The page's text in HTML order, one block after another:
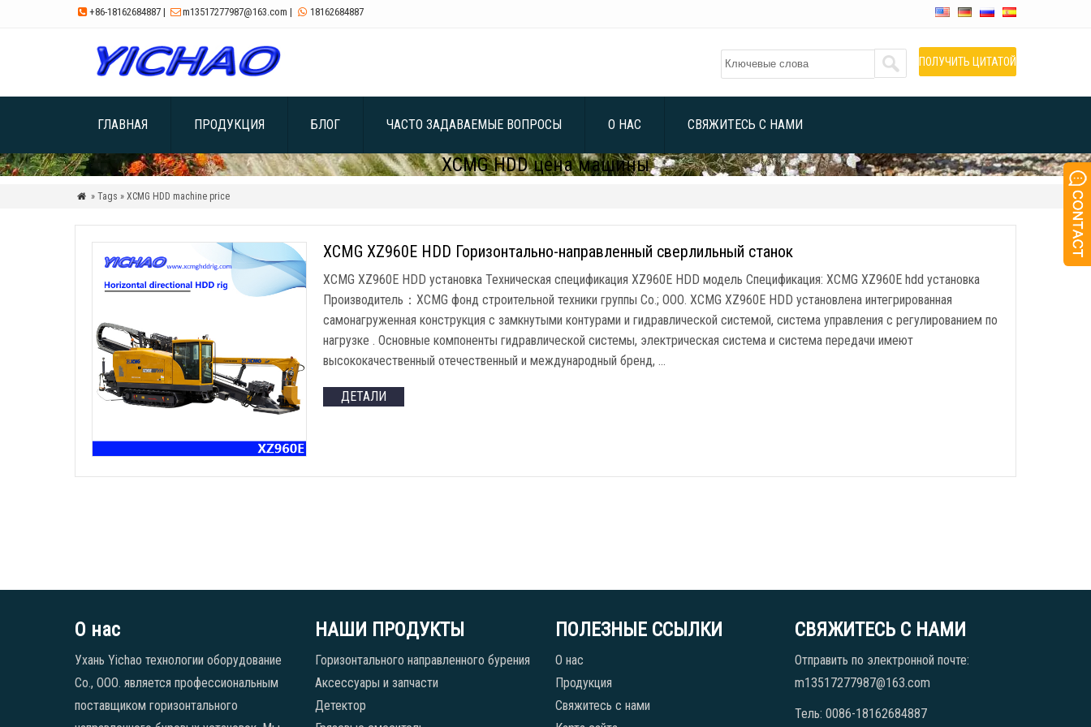
 +86-18162684887 | m13517277987@163.com |  18162684887
ПОЛУЧИТЬ ЦИТАТОЙ
ГЛАВНАЯ ПРОДУКЦИЯ БЛОГ ЧАСТО ЗАДАВАЕМЫЕ ВОПРОСЫ О НАС СВЯЖИТЕСЬ С НАМИ
XCMG HDD цена машины
 » Tags » XCMG HDD machine price
XCMG XZ960E HDD Горизонтально-направленный сверлильный станок
XCMG XZ960E HDD установка Техническая спецификация XZ960E HDD модель Спецификация: XCMG XZ960E hdd установка
Производитель：XCMG фонд строительной техники группы Co.; ООО. XCMG XZ960E HDD установлена интегрированная
самонагруженная конструкция с замкнутыми контурами и гидравлической системой, система управления с регулированием по
нагрузке . Основные компоненты гидравлической системы, электрическая система и система передачи имеют
высококачественный отечественный и международный бренд, …
ДЕТАЛИ
О нас
Ухань Yichao технологии оборудование
Co., ООО. является профессиональным
поставщиком горизонтального
НАШИ ПРОДУКТЫ
Горизонтального направленного бурения
Аксессуары и запчасти
Детектор
ПОЛЕЗНЫЕ ССЫЛКИ
О нас
Продукция
Свяжитесь с нами
СВЯЖИТЕСЬ С НАМИ
Отправить по электронной почте:
m13517277987@163.com
Тель: 0086-18162684887